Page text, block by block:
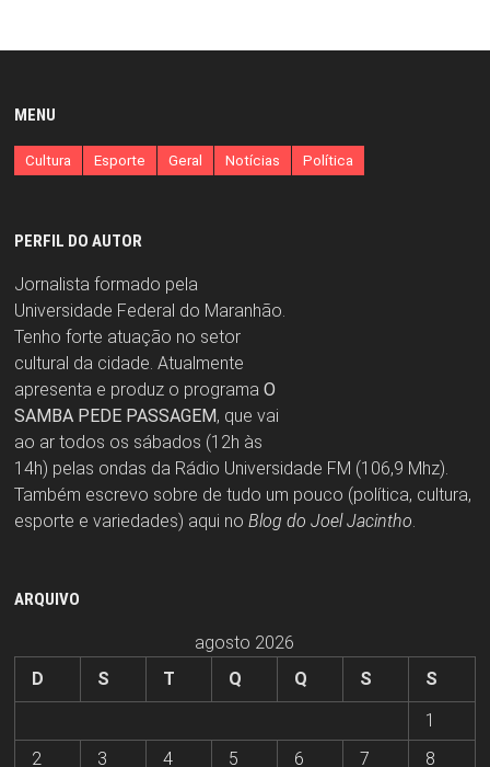
MENU
Cultura Esporte Geral Notícias Política
PERFIL DO AUTOR
Jornalista formado pela
Universidade Federal do Maranhão.
Tenho forte atuação no setor
cultural da cidade. Atualmente
apresenta e produz o programa O
SAMBA PEDE PASSAGEM, que vai
ao ar todos os sábados (12h às
14h) pelas ondas da Rádio Universidade FM (106,9 Mhz).
Também escrevo sobre de tudo um pouco (política, cultura,
esporte e variedades) aqui no Blog do Joel Jacintho
ARQUIVO
agosto 2026
D
S T Q Q S
S
1
2
3 4 5 6 7 8